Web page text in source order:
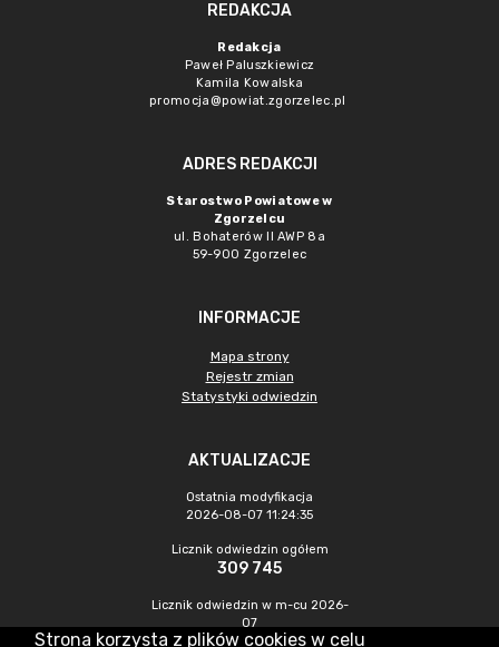
REDAKCJA
Redakcja
Paweł Paluszkiewicz
Kamila Kowalska
promocja@powiat.zgorzelec.pl
ADRES REDAKCJI
Starostwo Powiatowe w
Zgorzelcu
ul. Bohaterów II AWP 8a
59-900 Zgorzelec
INFORMACJE
Mapa strony
Rejestr zmian
Statystyki odwiedzin
AKTUALIZACJE
Ostatnia modyfikacja
2026-08-07 11:24:35
Licznik odwiedzin ogółem
309 745
Licznik odwiedzin w m-cu 2026-
07
443
Strona korzysta z plików cookies w celu